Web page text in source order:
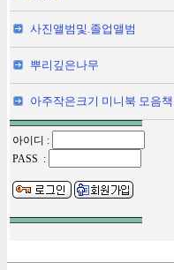
사진앨범및.졸업앨범
뿌리깊은나무
아주작은크기 미니북 모음책
아이디 :
PASS :